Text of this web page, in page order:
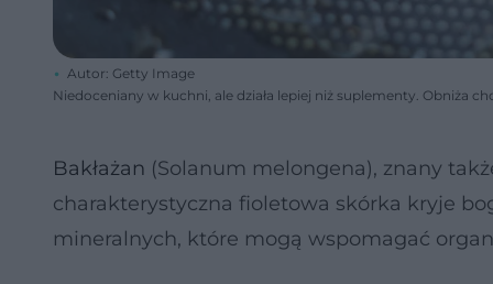
Autor: Getty Image
Niedoceniany w kuchni, ale działa lepiej niż suplementy. Obniża
Bakłażan (Solanum melongena), znany
charakterystyczna fioletowa skórka kryje
mineralnych, które mogą wspomagać